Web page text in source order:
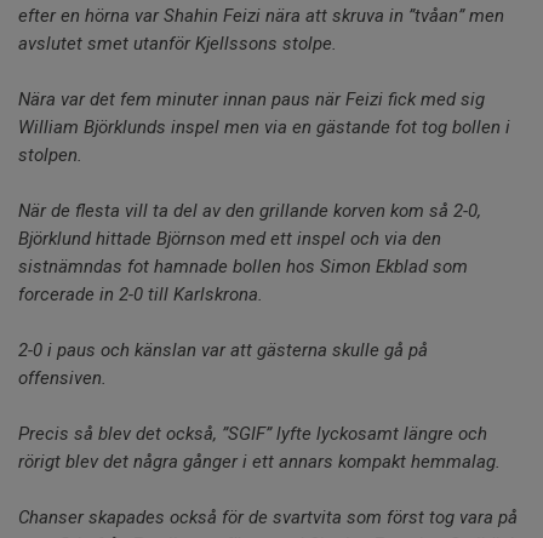
efter en hörna var Shahin Feizi nära att skruva in ”tvåan” men
avslutet smet utanför Kjellssons stolpe.
Nära var det fem minuter innan paus när Feizi fick med sig
William Björklunds inspel men via en gästande fot tog bollen i
stolpen.
När de flesta vill ta del av den grillande korven kom så 2-0,
Björklund hittade Björnson med ett inspel och via den
sistnämndas fot hamnade bollen hos Simon Ekblad som
forcerade in 2-0 till Karlskrona.
2-0 i paus och känslan var att gästerna skulle gå på
offensiven.
Precis så blev det också, ”SGIF” lyfte lyckosamt längre och
rörigt blev det några gånger i ett annars kompakt hemmalag.
Chanser skapades också för de svartvita som först tog vara på